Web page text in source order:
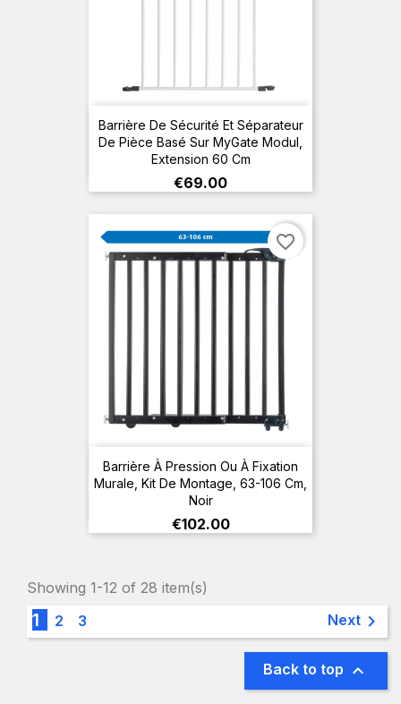
Barrière De Sécurité Et Séparateur
De Pièce Basé Sur MyGate Modul,
Extension 60 Cm
Price
€69.00
Barrière À Pression Ou À Fixation
Murale, Kit De Montage, 63-106 Cm,
Noir
Price
€102.00
favorite_border
Showing 1-12 of 28 item(s)
1 2 3 Next 
Back to top 